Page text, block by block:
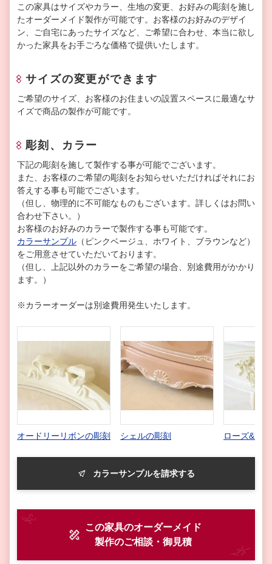
この家具はサイズやカラー、生地の変更、お好みの彫刻を施し
たオーダーメイド製作が可能です。お客様のお好みのデザイ
ン、ご自宅にあったサイズなど、ご希望に合わせ、本当に欲し
かった家具をお手ごろな価格で提供いたします。
サイズの変更ができます
ご希望のサイズ、お客様のお住まいの設置スペースに最適なサ
イズで商品の製作が可能です。
彫刻、カラー
下記の彫刻を施して製作する事が可能でございます。
また、お客様のご希望の彫刻をお知らせいただければそれにお
答えする事も可能でございます。
（但し、物理的に不可能なものもございます。詳しくはお問い
合わせ下さい。）
お客様のお好みのカラーで製作する事も可能です。
カラーサンプル （ピンクベージュ、ホワイト、ブラウンなど）
をご用意させていただいております。
（但し、上記以外のカラーをご希望の場合、別途費用がかかり
ます。）
※カラーオーダーは別途費用発生いたします。
オードリーリボンの彫刻 シェルの彫刻 ローズ&リ
カラーサンプルを請求する
この家具のオーダーメイド
製作のご相談・御見積